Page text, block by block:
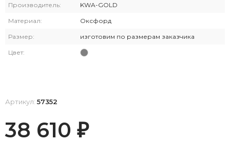
Производитель: KWA-GOLD
Материал: Оксфорд
Размер: изготовим по размерам заказчика
Цвет:
Артикул: 57352
38 610 ₽